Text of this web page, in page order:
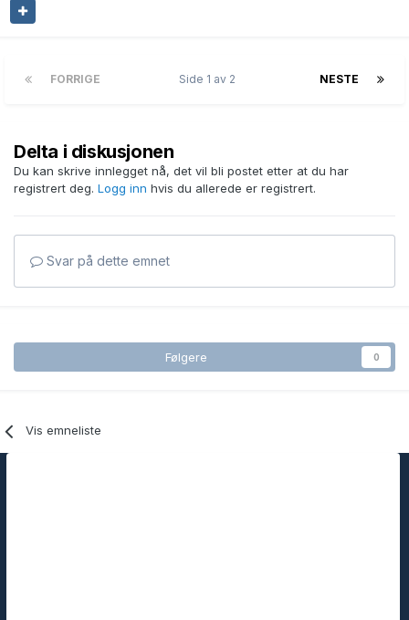
FORRIGE NESTE
Side 1 av 2
Delta i diskusjonen
Du kan skrive innlegget nå, det vil bli postet etter at du har
registrert deg. Logg inn hvis du allerede er registrert.
Svar på dette emnet
Følgere 0
Vis emneliste